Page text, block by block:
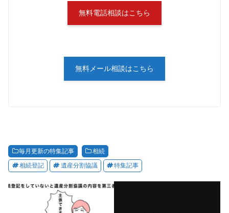
無料電話相談はこちら
無料メール相談はこちら
毎月更新の特集記事 相続
相続登記 遺産分割協議 特集記事